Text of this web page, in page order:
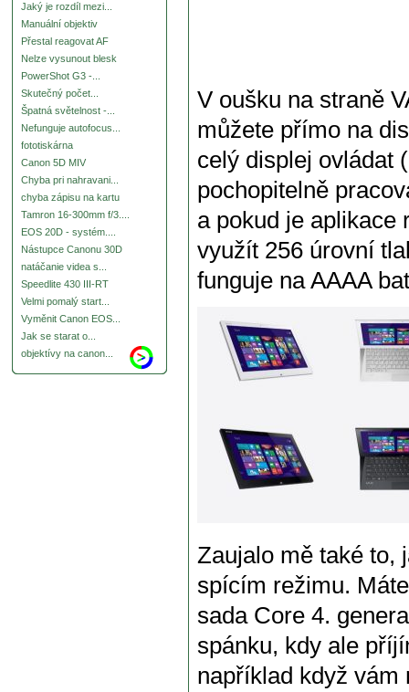
Jaký je rozdíl mezi...
Manuální objektiv
Přestal reagovat AF
Nelze vysunout blesk
PowerShot G3 -...
Skutečný počet...
Špatná světelnost -...
Nefunguje autofocus...
fototiskárna
Canon 5D MIV
Chyba pri nahravani...
chyba zápisu na kartu
Tamron 16-300mm f/3....
EOS 20D - systém....
Nástupce Canonu 30D
natáčanie videa s...
Speedlite 430 III-RT
Velmi pomalý start...
Vyměnit Canon EOS...
Jak se starat o...
objektívy na canon...
V oušku na straně
můžete přímo na
celý displej ovládat
pochopitelně
a pokud je aplikace
využít 256 úrovní
funguje na AAAA
Zaujalo mě také to,
spícím režimu.
sada Core 4.
spánku, kdy ale
například když vám